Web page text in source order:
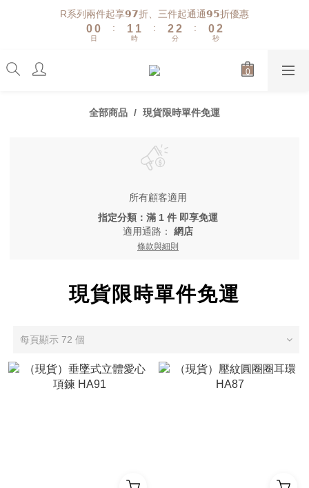
R系列兩件起享𝟵𝟳折、三件起通通𝟵𝟱折優惠
1
0
1
0
日
:
2
1
0
2
1
0
時
:
3
2
1
3
2
1
分
:
1
0
2
1
0
秒
全部商品 現貨限時單件免運
所有顧客適用
指定分類：滿 1 件 即享免運
適用通路： 網店
條款與細則
現貨限時單件免運
每頁顯示 72 個